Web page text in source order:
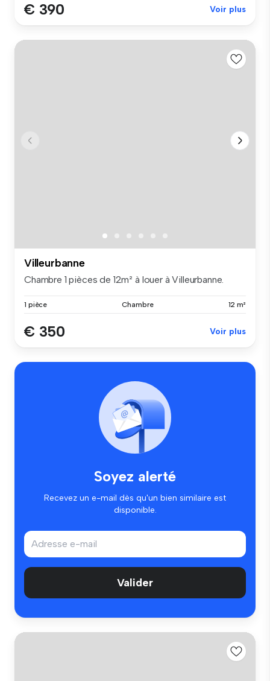
€ 390 Voir plus
Villeurbanne
Chambre 1 pièces de 12m² à louer à Villeurbanne.
1 pièce Chambre 12 m²
€ 350 Voir plus
Soyez alerté
Recevez un e-mail dès qu'un bien similaire est
disponible.
Valider